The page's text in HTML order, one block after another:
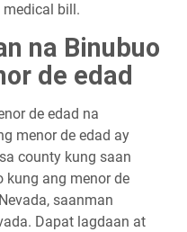
bill.
na Binubuo
de edad
de edad na
menor de edad ay
county kung saan
kung ang menor de
saanman
Dapat lagdaan at